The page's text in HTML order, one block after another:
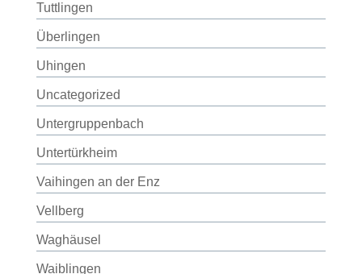
Tuttlingen
Überlingen
Uhingen
Uncategorized
Untergruppenbach
Untertürkheim
Vaihingen an der Enz
Vellberg
Waghäusel
Waiblingen